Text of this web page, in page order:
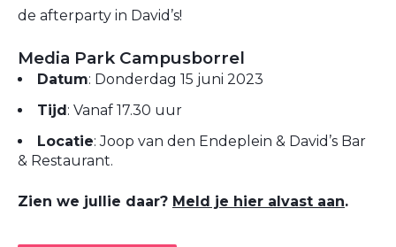
de afterparty in David’s!
Media Park Campusborrel
Datum: Donderdag 15 juni 2023
Tijd: Vanaf 17.30 uur
Locatie: Joop van den Endeplein & David’s Bar
& Restaurant.
Zien we jullie daar? Meld je hier alvast aan.